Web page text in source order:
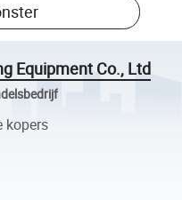
Equipment Co., Ltd
kopers